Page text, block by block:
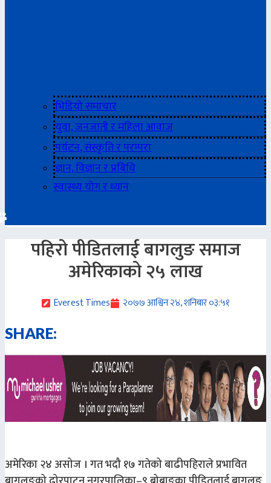
भिडियो समाचार
युवा, जनजाती र महिला आवाज
पर्यटन, संस्कृति र परम्परा
ज्ञान, विज्ञान र प्रबिधि
स्वास्थ्य योग र ध्यान
पहिरो पीडितलाई बागलुङ समाज
अमेरिकाको २५ लाख
Everest Times २०७७ आश्विन २४, शनिबार ०३:५१
SHARE:
अमेरिका २४ असोज । गत भदौ १७ गतेको बाढीपहिराले प्रभावित